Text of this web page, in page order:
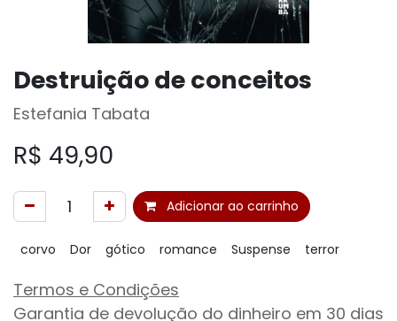
Destruição de conceitos
Estefania Tabata
R$ 49,90
Adicionar ao carrinho
corvo Dor gótico romance Suspense terror
Termos e Condições
Garantia de devolução do dinheiro em 30 dias